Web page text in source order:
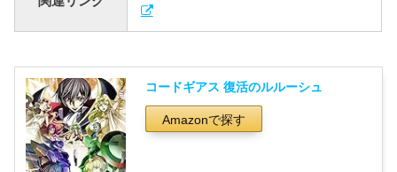
コードギアス 復活のルルーシュ
Amazonで探す